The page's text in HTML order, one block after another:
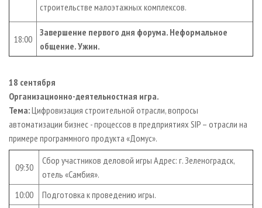
строительстве малоэтажных комплексов.
18:00
Завершение первого дня форума. Неформальное
общение. Ужин.
18 сентября
Организационно-деятельностная игра.
Тема:Цифровизация строительной отрасли, вопросы
автоматизации бизнес - процессов в предприятиях SIP – отрасли на
примере программного продукта «Домус».
09:30
Сбор участников деловой игры Адрес: г. Зеленоградск,
отель «Самбия».
10:00
Подготовка к проведению игры.